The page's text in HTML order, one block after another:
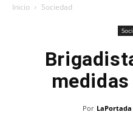
Inicio Sociedad
Por LaPortada